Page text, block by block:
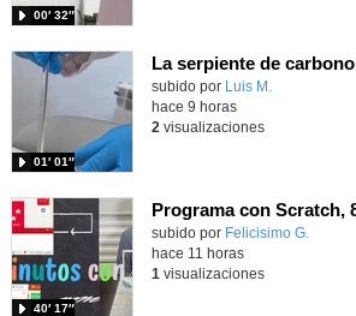
00′ 32″
La serpiente de carbono
Contenido educativo.
subido por Luis M.
01′ 01″
hace 9 horas
2 visualizaciones
Contenido educativo.
subido por Felicisimo G.
40′ 17″
hace 11 horas
1 visualizaciones